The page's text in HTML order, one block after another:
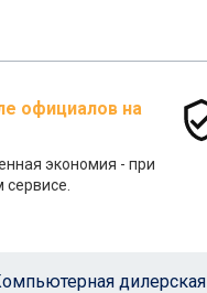
официалов на
экономия - при
сервисе.
дилерская